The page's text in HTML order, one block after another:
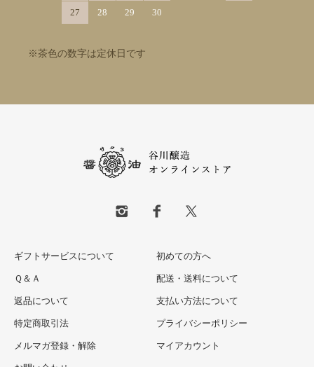
27 28 29 30
※茶色の数字は定休日です
ギフトサービスについて 初めての方へ
Ｑ＆Ａ 配送・送料について
返品について 支払い方法について
特定商取引法 プライバシーポリシー
メルマガ登録・解除 マイアカウント